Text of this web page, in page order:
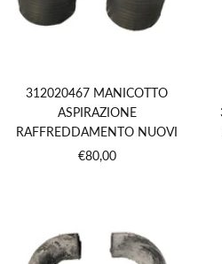
312020467 MANICOTTO
ASPIRAZIONE
RAFFREDDAMENTO NUOVI
Prezzo
€80,00